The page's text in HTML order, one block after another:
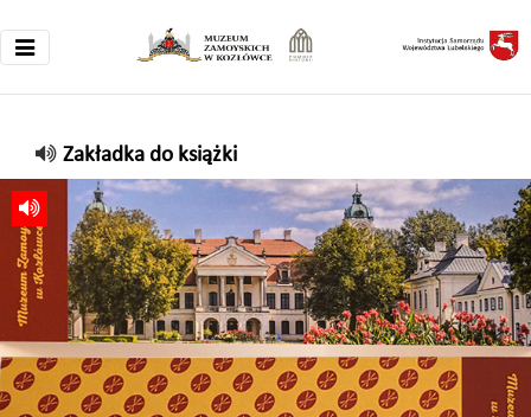
Zakładka do książki